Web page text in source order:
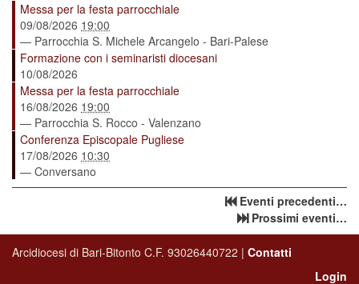
Messa per la festa parrocchiale
09/08/2026 19:00
— Parrocchia S. Michele Arcangelo - Bari-Palese
Formazione con i seminaristi diocesani
10/08/2026
Messa per la festa parrocchiale
16/08/2026 19:00
— Parrocchia S. Rocco - Valenzano
Conferenza Episcopale Pugliese
17/08/2026 10:30
— Conversano
Eventi precedenti…
Prossimi eventi…
Arcidiocesi di Bari-Bitonto C.F. 93026440722 | Contatti
Login